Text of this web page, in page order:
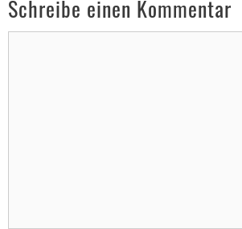
Schreibe einen Kommentar